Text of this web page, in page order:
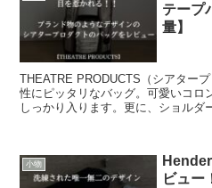
テープ
量】
THEATRE PRODUCTS（シアター
性にピッタリなバッグ。可愛いコロ
しっかり入ります。更に、ショルダ
小物
ビュー